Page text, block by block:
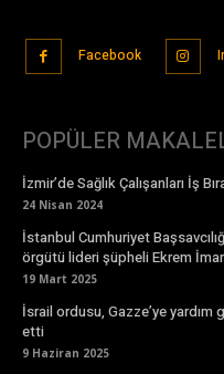
Facebook
POPÜLER
İzmir’de Sağlık Çalışanları İş
24 Nisan 2024
İstanbul Cumhuriyet
örgütü lideri şüpheli Ekrem
19 Mart 2025
İsrail ordusu, Gazze’ye
etti
9 Haziran 2025